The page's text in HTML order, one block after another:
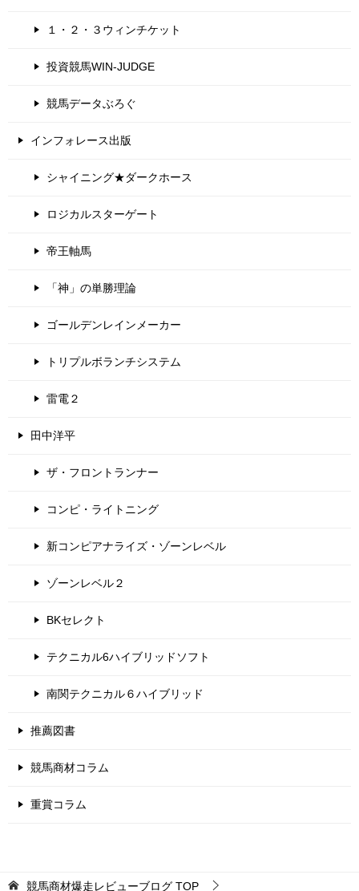
１・２・３ウィンチケット
投資競馬WIN-JUDGE
競馬データぶろぐ
インフォレース出版
シャイニング★ダークホース
ロジカルスターゲート
帝王軸馬
「神」の単勝理論
ゴールデンレインメーカー
トリプルボランチシステム
雷電２
田中洋平
ザ・フロントランナー
コンピ・ライトニング
新コンピアナライズ・ゾーンレベル
ゾーンレベル２
BKセレクト
テクニカル6ハイブリッドソフト
南関テクニカル６ハイブリッド
推薦図書
競馬商材コラム
重賞コラム
競馬商材爆走レビューブログ TOP